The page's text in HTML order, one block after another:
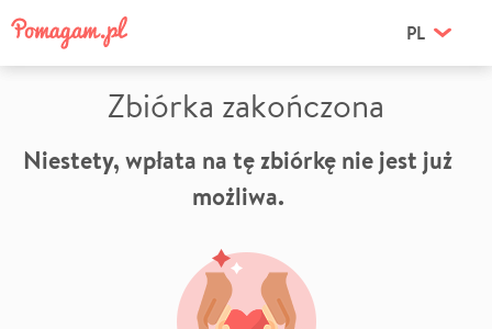
PL
Zbiórka zakończona
Niestety, wpłata na tę zbiórkę nie jest już
możliwa.